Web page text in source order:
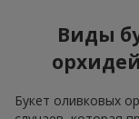
Виды
Букет оливковых